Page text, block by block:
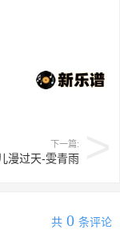
下一篇:
漫过天-雯青雨
共 0 条评论